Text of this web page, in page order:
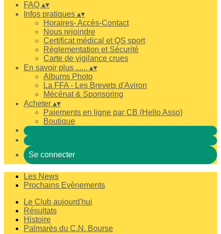
FAQ ▴▾
Infos pratiques ▴▾
Horaires- Accès-Contact
Nous rejoindre
Certificat médical et QS sport
Règlementation et Sécurité
Carte de vigilance crues
En savoir plus ...... ▴▾
Albums Photo
La FFA - Les Brevets d'Aviron
Mécénat & Sponsoring
Acheter ▴▾
Paiements en ligne par CB (Hello Asso)
Boutique
Se connecter
Les News
Prochains Evènements
Le Club aujourd'hui
Résultats
Histoire
Palmarès du C.N. Bourse